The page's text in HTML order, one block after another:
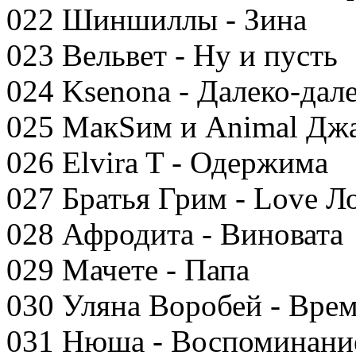
022 Шиншиллы - Зина
023 Вельвет - Ну и пусть
024 Ksenona - Далеко-
025 МакSим и Animal
026 Elvira T - Одержима
027 Братья Грим - Love
028 Афродита - Виновата
029 Мачете - Папа
030 Уляна Воробей -
031 Нюша -